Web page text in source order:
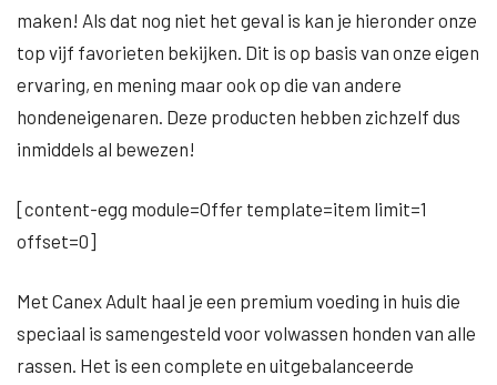
maken! Als dat nog niet het geval is kan je hieronder onze
top vijf favorieten bekijken. Dit is op basis van onze eigen
ervaring, en mening maar ook op die van andere
hondeneigenaren. Deze producten hebben zichzelf dus
inmiddels al bewezen!
[content-egg module=Offer template=item limit=1
offset=0]
Met Canex Adult haal je een premium voeding in huis die
speciaal is samengesteld voor volwassen honden van alle
rassen. Het is een complete en uitgebalanceerde